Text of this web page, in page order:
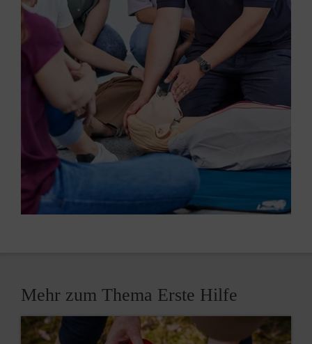
Mehr zum Thema Erste Hilfe